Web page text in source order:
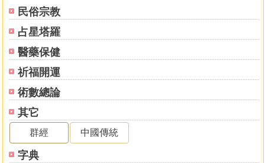
民俗宗教
占星塔羅
醫藥保健
祈福開運
術數總論
其它
群經 中國傳統
字典